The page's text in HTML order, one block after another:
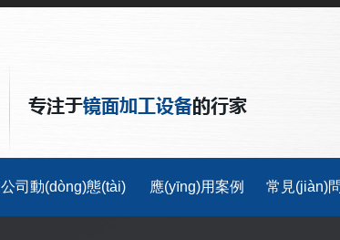
公司動(dòng)態(tài) 應(yīng)用案例 常見(jiàn)